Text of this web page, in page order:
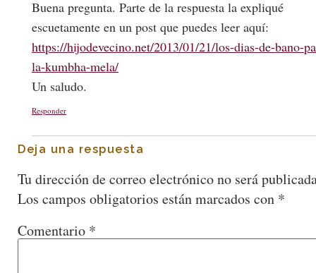
Buena pregunta. Parte de la respuesta la expliqué
escuetamente en un post que puedes leer aquí:
https://hijodevecino.net/2013/01/21/los-dias-de-bano-
la-kumbha-mela/
Un saludo.
Responder
Deja una respuesta
Tu dirección de correo electrónico no será
Los campos obligatorios están marcados con *
Comentario *